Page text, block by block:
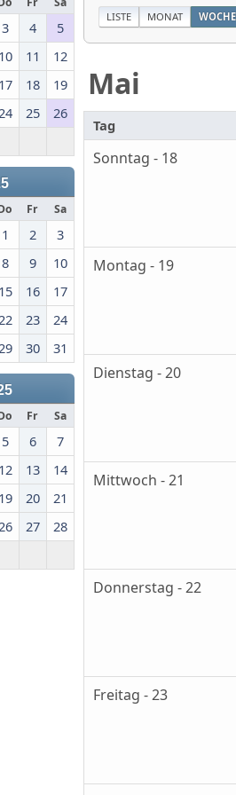
3 4
5
10 11
12
17 18
19
25
26
Fr Sa
1 2
3
8 9
10
15 16
17
23
24
30 31
Fr Sa
5 6
7
12 13
14
19 20
21
27
28
LISTE MONAT WOCHE
Mai
Tag
Sonntag - 18
Montag - 19
Dienstag - 20
Mittwoch - 21
Donnerstag - 22
Freitag - 23